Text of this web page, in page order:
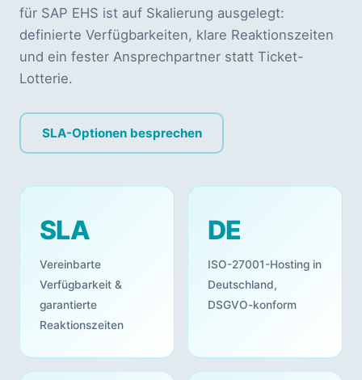
für SAP EHS ist auf Skalierung ausgelegt:
definierte Verfügbarkeiten, klare Reaktionszeiten
und ein fester Ansprechpartner statt Ticket-
Lotterie.
SLA-Optionen besprechen
SLA
Vereinbarte
Verfügbarkeit &
garantierte
Reaktionszeiten
DE
ISO-27001-Hosting in
Deutschland,
DSGVO-konform